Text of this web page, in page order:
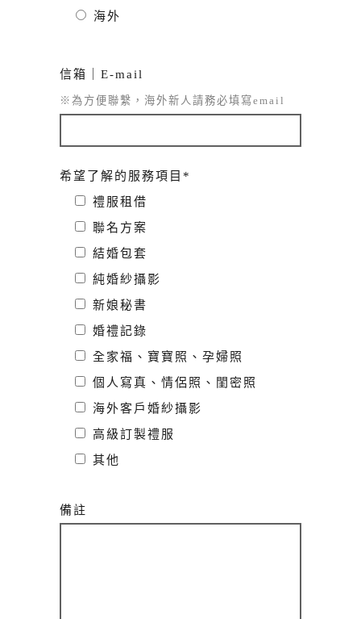
海外
信箱｜E-mail
※為方便聯繫，海外新人請務必填寫email
希望了解的服務項目*
禮服租借
聯名方案
結婚包套
純婚紗攝影
新娘秘書
婚禮記錄
全家福、寶寶照、孕婦照
個人寫真、情侶照、閨密照
海外客戶婚紗攝影
高級訂製禮服
其他
備註